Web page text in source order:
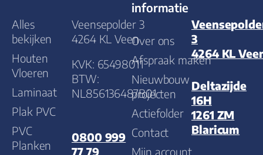
Alles
bekijken
Houten
Vloeren
Laminaat
Plak PVC
PVC
Planken
Veensepolder 3
4264 KL Veen
KVK: 65498011
BTW:
NL856136487B01
0800 999
77 79
informatie
Over ons
Afspraak maken
Nieuwbouw
projecten
Actiefolder
Contact
Mijn account
3
4264 KL
Deltazijde
16H
1261 ZM
Blaricum